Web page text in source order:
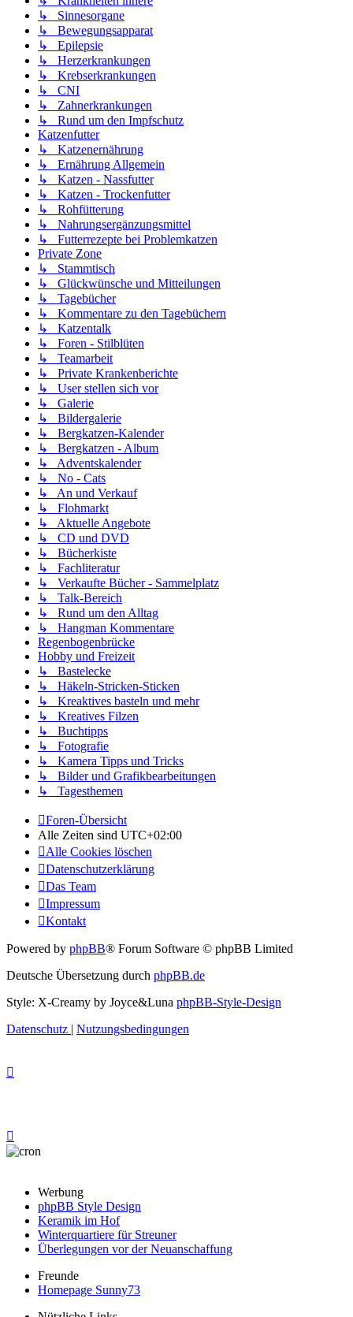
↳ Sinnesorgane
↳ Bewegungsapparat
↳ Epilepsie
↳ Herzerkrankungen
↳ Krebserkrankungen
↳ CNI
↳ Zahnerkrankungen
↳ Rund um den Impfschutz
Katzenfutter
↳ Katzenernährung
↳ Ernährung Allgemein
↳ Katzen - Nassfutter
↳ Katzen - Trockenfutter
↳ Rohfütterung
↳ Nahrungsergänzungsmittel
↳ Futterrezepte bei Problemkatzen
Private Zone
↳ Stammtisch
↳ Glückwünsche und Mitteilungen
↳ Tagebücher
↳ Kommentare zu den Tagebüchern
↳ Katzentalk
↳ Foren - Stilblüten
↳ Teamarbeit
↳ Private Krankenberichte
↳ User stellen sich vor
↳ Galerie
↳ Bildergalerie
↳ Bergkatzen-Kalender
↳ Bergkatzen - Album
↳ Adventskalender
↳ No - Cats
↳ An und Verkauf
↳ Flohmarkt
↳ Aktuelle Angebote
↳ CD und DVD
↳ Bücherkiste
↳ Fachliteratur
↳ Verkaufte Bücher - Sammelplatz
↳ Talk-Bereich
↳ Rund um den Alltag
↳ Hangman Kommentare
Regenbogenbrücke
Hobby und Freizeit
↳ Bastelecke
↳ Häkeln-Stricken-Sticken
↳ Kreaktives basteln und mehr
↳ Kreatives Filzen
↳ Buchtipps
↳ Fotografie
↳ Kamera Tipps und Tricks
↳ Bilder und Grafikbearbeitungen
↳ Tagesthemen
Foren-Übersicht
Alle Zeiten sind UTC+02:00
Alle Cookies löschen
Datenschutzerklärung
Das Team
Impressum
Kontakt
Powered by phpBB® Forum Software © phpBB Limited
Deutsche Übersetzung durch phpBB.de
Style: X-Creamy by Joyce&Luna phpBB-Style-Design
Datenschutz | Nutzungsbedingungen
Werbung
phpBB Style Design
Keramik im Hof
Winterquartiere für Streuner
Überlegungen vor der Neuanschaffung
Freunde
Homepage Sunny73